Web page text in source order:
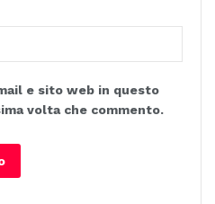
e sito web in questo
volta che commento.